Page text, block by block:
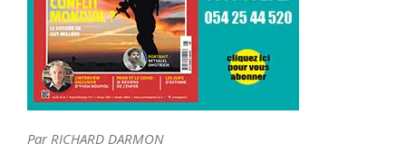
Par RICHARD DARMON